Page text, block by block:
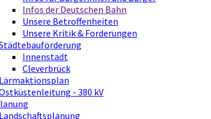
Infos der Deutschen Bahn
Unsere Betroffenheiten
Unsere Kritik & Forderungen
Innenstadt
Cleverbrück
Lärmaktionsplan
- 380 kV
Landschaftsplanung